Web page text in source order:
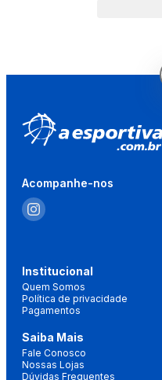
Acompanhe-nos
Institucional
Quem Somos
Política de privacidade
Pagamentos
Saiba Mais
Fale Conosco
Nossas Lojas
Dúvidas Frequentes